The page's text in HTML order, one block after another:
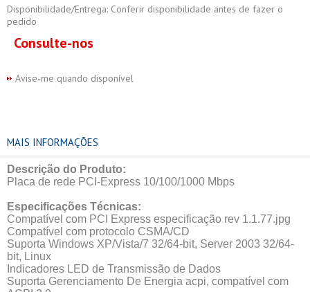
Disponibilidade/Entrega: Conferir disponibilidade antes de fazer o
pedido
Consulte-nos
Avise-me quando disponível
MAIS INFORMAÇÕES
Descrição do Produto:
Placa de rede PCI-Express 10/100/1000 Mbps
Especificações Técnicas:
Compatível com PCI Express especificação rev 1.1.77.jpg
Compatível com protocolo CSMA/CD
Suporta Windows XP/Vista/7 32/64-bit, Server 2003 32/64-
bit, Linux
Indicadores LED de Transmissão de Dados
Suporta Gerenciamento De Energia acpi, compatível com